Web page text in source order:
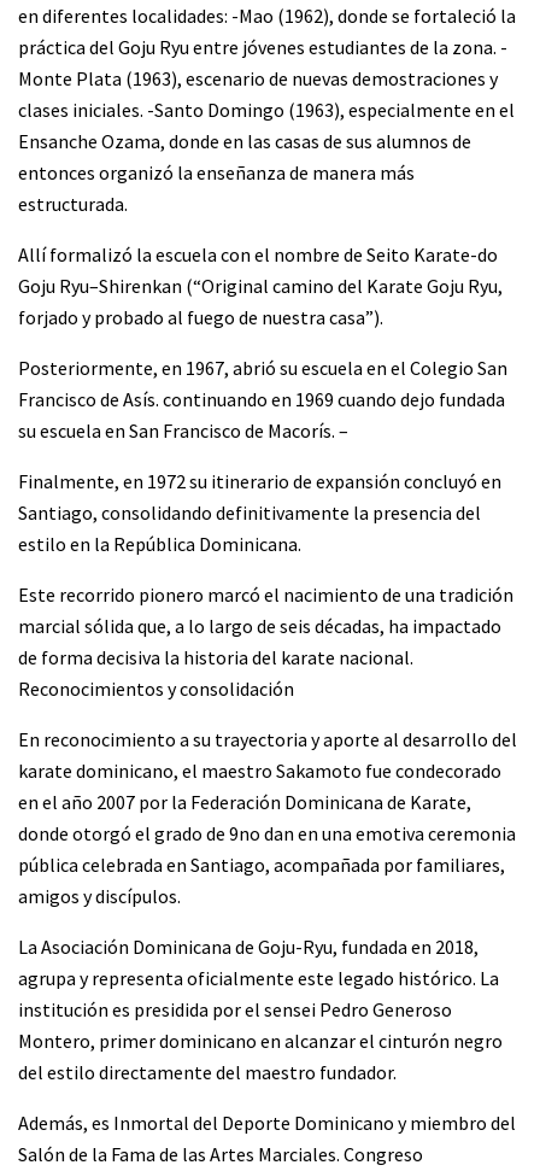
en diferentes localidades: -Mao (1962), donde se fortaleció la
práctica del Goju Ryu entre jóvenes estudiantes de la zona. -
Monte Plata (1963), escenario de nuevas demostraciones y
clases iniciales. -Santo Domingo (1963), especialmente en el
Ensanche Ozama, donde en las casas de sus alumnos de
entonces organizó la enseñanza de manera más
estructurada.
Allí formalizó la escuela con el nombre de Seito Karate-do
Goju Ryu–Shirenkan (“Original camino del Karate Goju Ryu,
forjado y probado al fuego de nuestra casa”).
Posteriormente, en 1967, abrió su escuela en el Colegio San
Francisco de Asís. continuando en 1969 cuando dejo fundada
su escuela en San Francisco de Macorís. –
Finalmente, en 1972 su itinerario de expansión concluyó en
Santiago, consolidando definitivamente la presencia del
estilo en la República Dominicana.
Este recorrido pionero marcó el nacimiento de una tradición
marcial sólida que, a lo largo de seis décadas, ha impactado
de forma decisiva la historia del karate nacional.
Reconocimientos y consolidación
En reconocimiento a su trayectoria y aporte al desarrollo del
karate dominicano, el maestro Sakamoto fue condecorado
en el año 2007 por la Federación Dominicana de Karate,
donde otorgó el grado de 9no dan en una emotiva ceremonia
pública celebrada en Santiago, acompañada por familiares,
amigos y discípulos.
La Asociación Dominicana de Goju-Ryu, fundada en 2018,
agrupa y representa oficialmente este legado histórico. La
institución es presidida por el sensei Pedro Generoso
Montero, primer dominicano en alcanzar el cinturón negro
del estilo directamente del maestro fundador.
Además, es Inmortal del Deporte Dominicano y miembro del
Salón de la Fama de las Artes Marciales. Congreso